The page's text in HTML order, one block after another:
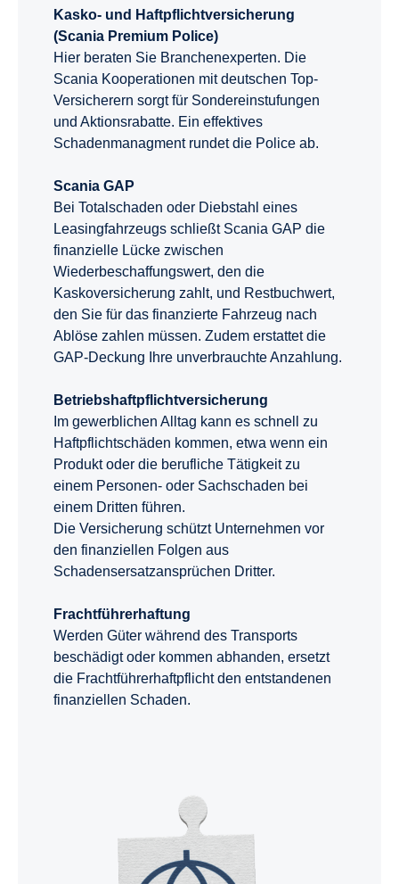
Kasko- und Haftpflichtversicherung
(Scania Premium Police)
Hier beraten Sie Branchenexperten. Die
Scania Kooperationen mit deutschen Top-
Versicherern sorgt für Sondereinstufungen
und Aktionsrabatte. Ein effektives
Schadenmanagment rundet die Police ab.
Scania GAP
Bei Totalschaden oder Diebstahl eines
Leasingfahrzeugs schließt Scania GAP die
finanzielle Lücke zwischen
Wiederbeschaffungswert, den die
Kaskoversicherung zahlt, und Restbuchwert,
den Sie für das finanzierte Fahrzeug nach
Ablöse zahlen müssen. Zudem erstattet die
GAP-Deckung Ihre unverbrauchte Anzahlung.
Betriebshaftpflichtversicherung
Im gewerblichen Alltag kann es schnell zu
Haftpflichtschäden kommen, etwa wenn ein
Produkt oder die berufliche Tätigkeit zu
einem Personen- oder Sachschaden bei
einem Dritten führen.
Die Versicherung schützt Unternehmen vor
den finanziellen Folgen aus
Schadensersatzansprüchen Dritter.
Frachtführerhaftung
Werden Güter während des Transports
beschädigt oder kommen abhanden, ersetzt
die Frachtführerhaftpflicht den entstandenen
finanziellen Schaden.